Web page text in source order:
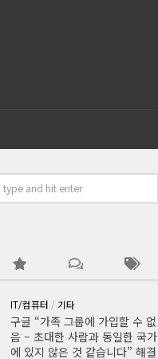
IT/컴퓨터 / 기타
구글 “가족 그룹에 가입할 수 없
음 – 초대한 사람과 동일한 국가
에 있지 않은 것 같습니다” 해결